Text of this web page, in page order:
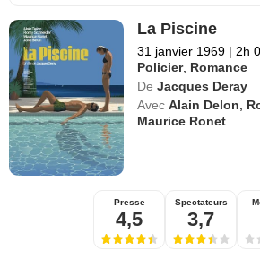
La Piscine
31 janvier 1969 | 2h
Policier, Romance
De Jacques Deray
Avec Alain Delon,
Maurice Ronet
Presse
4,5
Spectateurs
3,7